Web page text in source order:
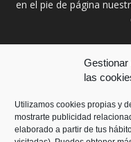
Gestionar
las
Utilizamos cookies propias y
mostrarte publicidad
elaborado a partir de tus
en el pie de página
Contáctanos: